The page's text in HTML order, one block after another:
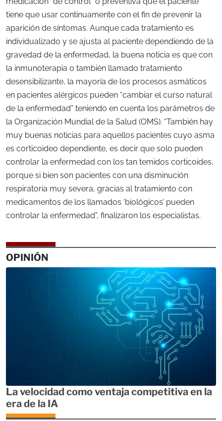
tiene que usar continuamente con el fin de prevenir la
aparición de síntomas. Aunque cada tratamiento es
individualizado y se ajusta al paciente dependiendo de la
gravedad de la enfermedad, la buena noticia es que con
la inmunoterapia o también llamado tratamiento
desensibilizante, la mayoría de los procesos asmáticos
en pacientes alérgicos pueden “cambiar el curso natural
de la enfermedad” teniendo en cuenta los parámetros de
la Organización Mundial de la Salud (OMS). “También hay
muy buenas noticias para aquellos pacientes cuyo asma
es corticoideo dependiente, es decir que solo pueden
controlar la enfermedad con los tan temidos corticoides,
porque si bien son pacientes con una disminución
respiratoria muy severa, gracias al tratamiento con
medicamentos de los llamados ‘biológicos’ pueden
controlar la enfermedad”, finalizaron los especialistas.
OPINIÓN
La velocidad como ventaja competitiva en la
era de la IA